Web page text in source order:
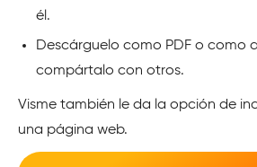
él.
Descárguelo como PDF o como
compártalo con otros.
Visme también le da la opción de
una página web.